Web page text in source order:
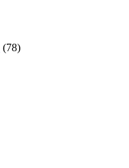
(78)